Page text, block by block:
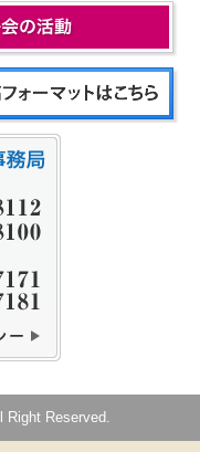
Right Reserved.